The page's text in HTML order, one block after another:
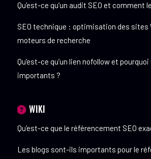
Qu’est-ce qu’un audit SEO et comment
SEO technique : optimisation des sites
moteurs de recherche
Qu’est-ce qu’un lien nofollow et
importants ?
WIKI
Qu’est-ce que le référencement SEO
Les blogs sont-ils importants pour le